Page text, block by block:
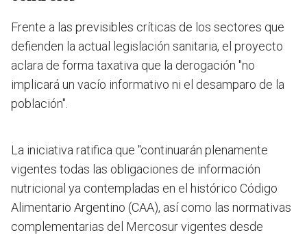
Frente a las previsibles críticas de los sectores que
defienden la actual legislación sanitaria, el proyecto
aclara de forma taxativa que la derogación "no
implicará un vacío informativo ni el desamparo de la
población".
La iniciativa ratifica que "continuarán plenamente
vigentes todas las obligaciones de información
nutricional ya contempladas en el histórico Código
Alimentario Argentino (CAA), así como las normativas
complementarias del Mercosur vigentes desde